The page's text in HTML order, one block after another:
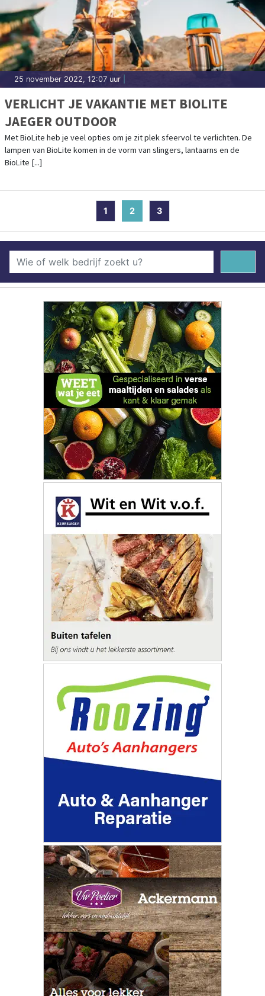
25 november 2022, 12:07 uur
VERLICHT JE VAKANTIE MET BIOLITE
JAEGER OUTDOOR
Met BioLite heb je veel opties om je zit plek sfeervol te verlichten. De
lampen van BioLite komen in de vorm van slingers, lantaarns en de
BioLite [...]
1 2(current)
3